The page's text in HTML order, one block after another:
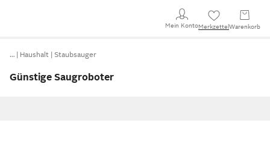
Mein KontoMerkzettel Warenkorb
… Haushalt Staubsauger
Günstige Saugroboter